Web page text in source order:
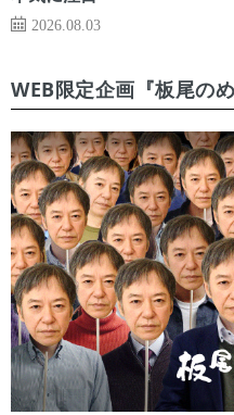
2026.08.03
WEB限定企画『板尾